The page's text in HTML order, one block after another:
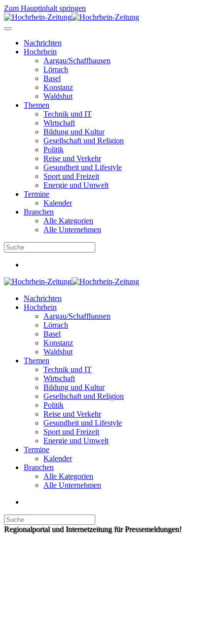
Zum Hauptinhalt springen
Nachrichten
Hochrhein
Aargau/Schaffhausen
Lörrach
Basel
Konstanz
Waldshut
Themen
Technik und IT
Wirtschaft
Bildung und Kultur
Gesellschaft und Religion
Politik
Reise und Verkehr
Gesundheit und Lifestyle
Sport und Freizeit
Energie und Umwelt
Termine
Kalender
Branchen
Alle Kategorien
Alle Unternehmen
Nachrichten
Hochrhein
Aargau/Schaffhausen
Lörrach
Basel
Konstanz
Waldshut
Themen
Technik und IT
Wirtschaft
Bildung und Kultur
Gesellschaft und Religion
Politik
Reise und Verkehr
Gesundheit und Lifestyle
Sport und Freizeit
Energie und Umwelt
Termine
Kalender
Branchen
Alle Kategorien
Alle Unternehmen
Regionalportal und Internetzeitung für Pressemeldungen!